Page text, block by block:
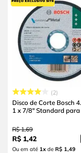
2
Disco de Corte Bosch
1 x 7/8" Standard
R$ 1,69
R$ 1,42
Ou em até 1x de R$ 1,49